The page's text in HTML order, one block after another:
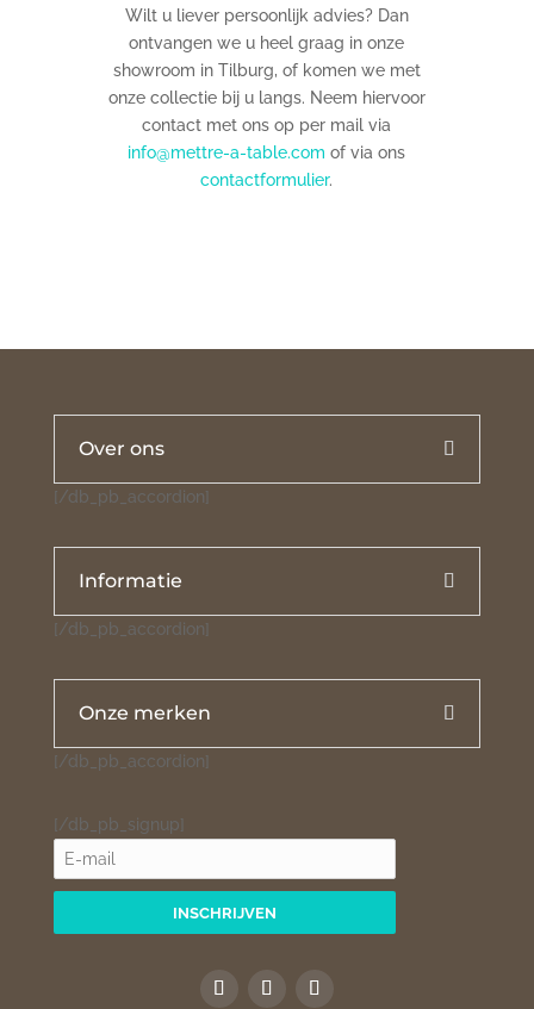
Wilt u liever persoonlijk advies? Dan
ontvangen we u heel graag in onze
showroom in Tilburg, of komen we met
onze collectie bij u langs. Neem hiervoor
contact met ons op per mail via
info@mettre-a-table.com of via ons
contactformulier.
Over ons
[/db_pb_accordion]
Informatie
[/db_pb_accordion]
Onze merken
[/db_pb_accordion]
[/db_pb_signup]
INSCHRIJVEN